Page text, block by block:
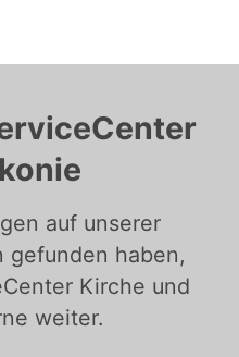
auf unserer
gefunden haben,
Kirche und
weiter.